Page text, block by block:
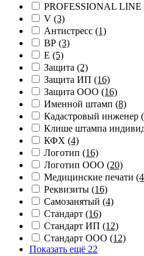
PROFESSIONAL LINE
V (3)
Антистресс (1)
ВР (3)
Е (5)
Защита (2)
Защита ИП (16)
Защита ООО (16)
Именной штамп (8)
Кадастровый инженер
Клише штампа
КФХ (4)
Логотип (16)
Логотип ООО (20)
Медицинские печати
Реквизиты (16)
Самозанятый (4)
Стандарт (16)
Стандарт ИП (12)
Стандарт ООО (12)
Показать ещё 22